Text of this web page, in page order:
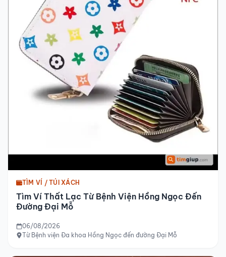
TÌM VÍ / TÚI XÁCH
Tìm Ví Thất Lạc Từ Bệnh Viện Hồng Ngọc Đến
Đường Đại Mỗ
06/08/2026
Từ Bệnh viện Đa khoa Hồng Ngọc đến đường Đại Mỗ